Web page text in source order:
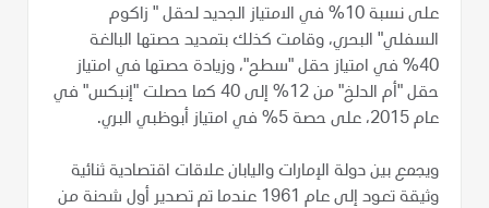
على نسبة 10% في الامتياز الجديد لحقل " زاكوم
السفلي" البحري، وقامت كذلك بتمديد حصتها البالغة
40% في امتياز حقل "سطح"، وزيادة حصتها في امتياز
حقل "أم الدلخ" من 12% إلى 40 كما حصلت "إنبكس" في
عام 2015، على حصة 5% في امتياز أبوظبي البري.
ويجمع بين دولة الإمارات واليابان علاقات اقتصادية ثنائية
وثيقة تعود إلى عام 1961 عندما تم تصدير أول شحنة من